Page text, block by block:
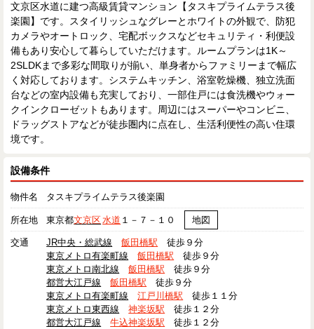
文京区水道に建つ高級賃貸マンション【タスキプライムテラス後
楽園】です。スタイリッシュなグレーとホワイトの外観で、防犯
カメラやオートロック、宅配ボックスなどセキュリティ・利便設
備もあり安心して暮らしていただけます。ルームプランは1K～
2SLDKまで多彩な間取りが揃い、単身者からファミリーまで幅広
く対応しております。システムキッチン、浴室乾燥機、独立洗面
台などの室内設備も充実しており、一部住戸には食洗機やウォー
クインクローゼットもあります。周辺にはスーパーやコンビニ、
ドラッグストアなどが徒歩圏内に点在し、生活利便性の高い住環
境です。
設備条件
物件名 タスキプライムテラス後楽園
所在地 東京都文京区水道 １－７－１０ 地図
交通 JR中央・総武線 飯田橋駅 徒歩９分
東京メトロ有楽町線
飯田橋駅 徒歩９分
東京メトロ南北線
飯田橋駅 徒歩９分
都営大江戸線
飯田橋駅 徒歩９分
東京メトロ有楽町線
江戸川橋駅 徒歩１１分
東京メトロ東西線
神楽坂駅 徒歩１２分
都営大江戸線
牛込神楽坂駅 徒歩１２分